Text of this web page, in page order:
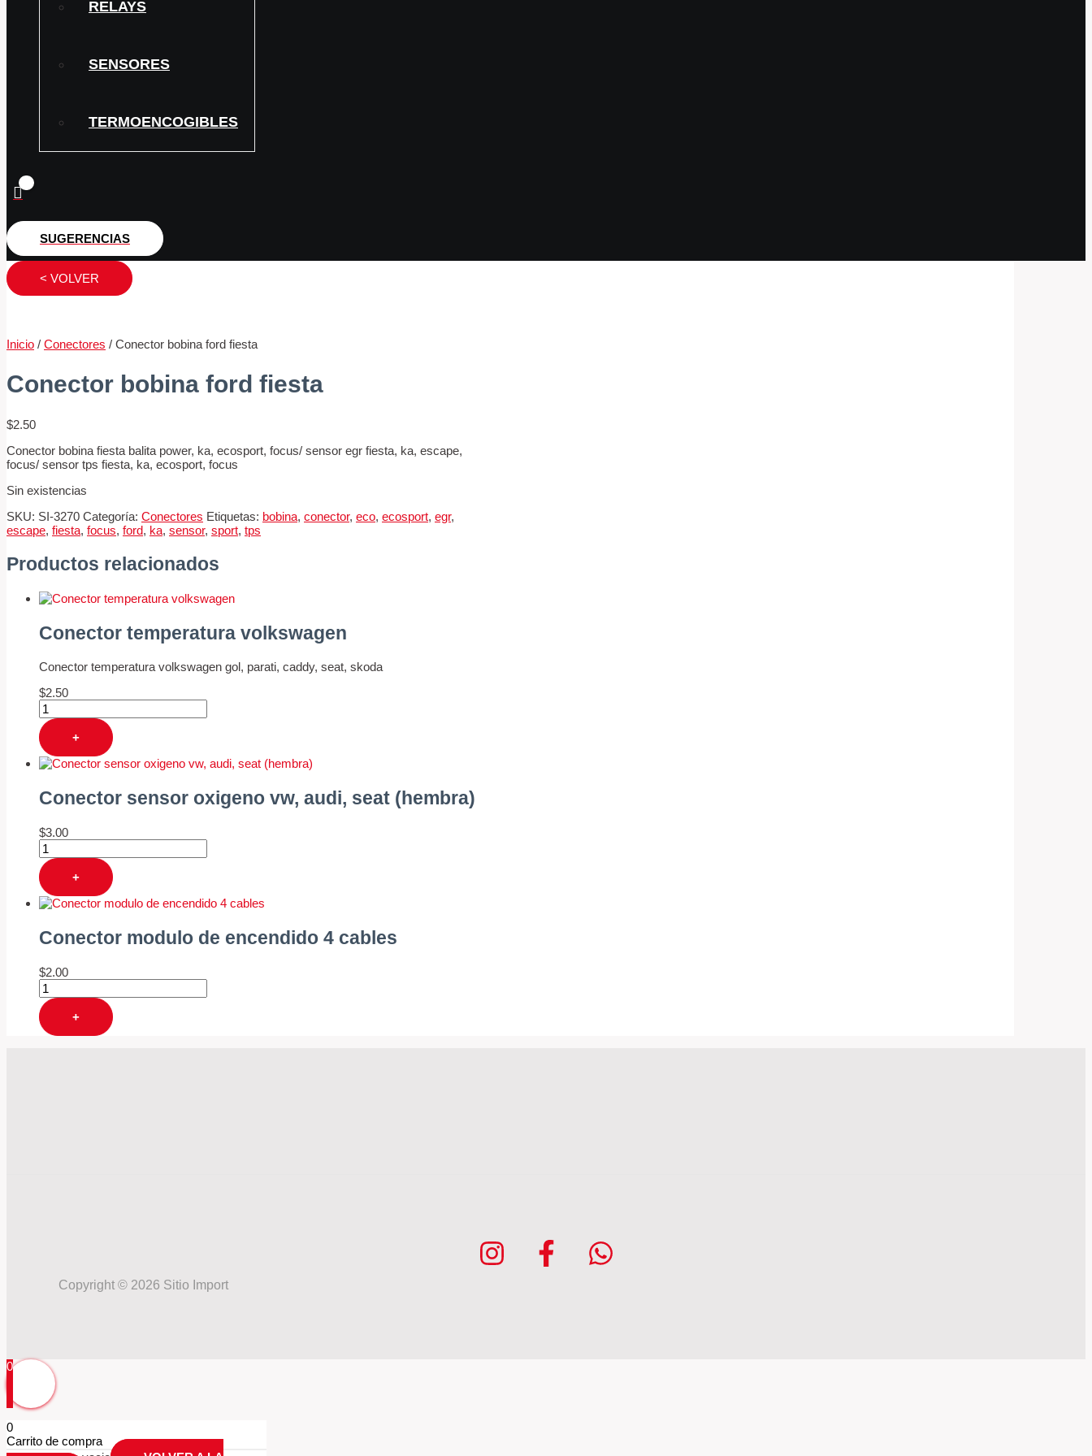
RELAYS
SENSORES
TERMOENCOGIBLES
SUGERENCIAS
< VOLVER
Inicio / Conectores / Conector bobina ford fiesta
Conector bobina ford fiesta
$2.50
Conector bobina fiesta balita power, ka, ecosport, focus/ sensor egr fiesta, ka, escape,
focus/ sensor tps fiesta, ka, ecosport, focus
Sin existencias
SKU: SI-3270 Categoría: Conectores Etiquetas: bobina, conector, eco, ecosport, egr,
escape, fiesta, focus, ford, ka, sensor, sport, tps
Productos relacionados
Conector temperatura volkswagen
Conector temperatura volkswagen gol, parati, caddy, seat, skoda
$2.50
+
Conector sensor oxigeno vw, audi, seat (hembra)
$3.00
+
Conector modulo de encendido 4 cables
$2.00
+
Copyright © 2026 Sitio Import
0
0
Carrito de compra